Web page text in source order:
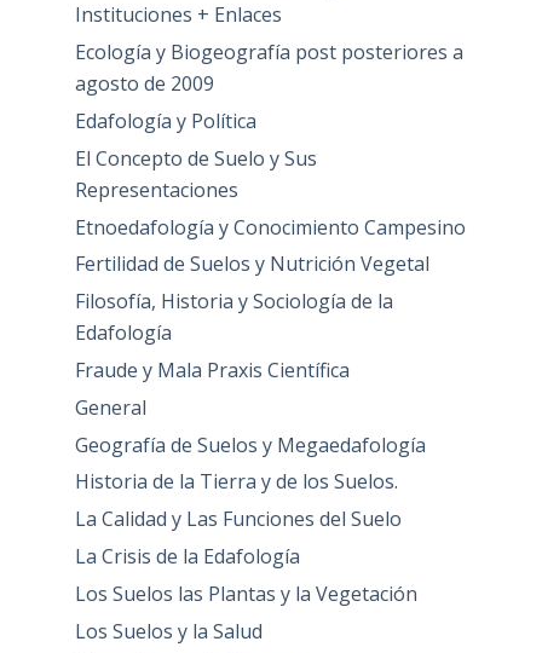
Instituciones + Enlaces
Ecología y Biogeografía post posteriores a
agosto de 2009
Edafología y Política
El Concepto de Suelo y Sus
Representaciones
Etnoedafología y Conocimiento Campesino
Fertilidad de Suelos y Nutrición Vegetal
Filosofía, Historia y Sociología de la
Edafología
Fraude y Mala Praxis Científica
General
Geografía de Suelos y Megaedafología
Historia de la Tierra y de los Suelos.
La Calidad y Las Funciones del Suelo
La Crisis de la Edafología
Los Suelos las Plantas y la Vegetación
Los Suelos y la Salud